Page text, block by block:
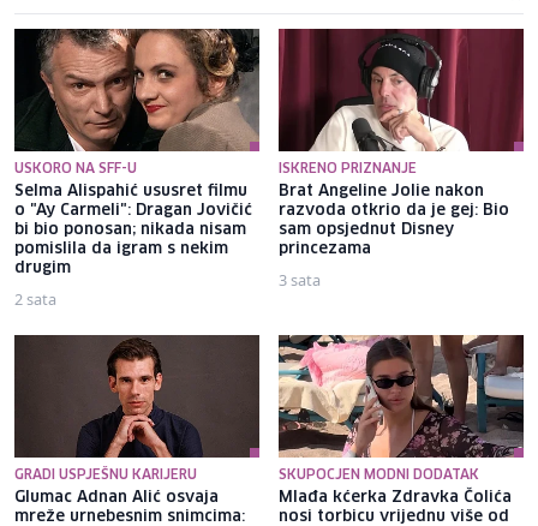
USKORO NA SFF-U
Selma Alispahić ususret filmu
o "Ay Carmeli": Dragan Jovičić
bi bio ponosan; nikada nisam
pomislila da igram s nekim
drugim
2 sata
ISKRENO PRIZNANJE
Brat Angeline Jolie nakon
razvoda otkrio da je gej: Bio
sam opsjednut Disney
princezama
3 sata
GRADI USPJEŠNU KARIJERU
Glumac Adnan Alić osvaja
mreže urnebesnim snimcima:
SKUPOCJEN MODNI DODATAK
Mlađa kćerka Zdravka Čolića
nosi torbicu vrijednu više od